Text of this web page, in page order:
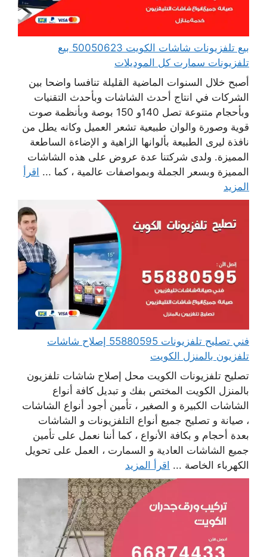
بيع تلفزيونات شاشات الكويت 50050623 بيع
تلفزيونات سمارت كل الموديلات
أصبح خلال السنوات الماضية القليلة تنافسا واضحا بين
الشركات في انتاج أحدث الشاشات وبأحدث التقنيات
وبأحجام متنوعة تصل 140و 150 بوصة وبأنظمة صوت
قوية وصورة والوان طبيعية تشعر العميل وكانه يطل من
نافذة ليرى الطبيعة بألوانها الزاهية و الإضاءة الساطعة
المميزة. ولدى شركتنا عدة عروض على هذه الشاشات
المميزة وبسعر الجملة وبمواصفات عالمية ، كما ... اقرأ
المزيد
فني تصليح تلفزيونات 55880595 إصلاح شاشات
تلفزيون بالمنزل الكويت
تصليح تلفزيونات الكويت محل إصلاح شاشات تلفزيون
بالمنزل الكويت المختص بفك و تبديل كافة أنواع
الشاشات الكبيرة و الصغير ، تأمين أجود أنواع الشاشات
، صيانة و تصليح جميع أنواع التلفزيونات و الشاشات
بعدة أحجام و بكافة الأنواع ، كما أننا نعمل على تأمين
جميع الشاشات العادية و السمارت ، العمل على تحويل
الكهرباء الخاصة ... اقرأ المزيد